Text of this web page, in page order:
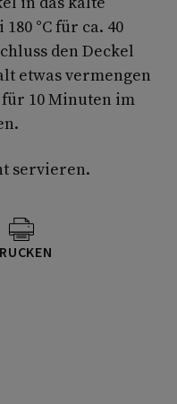
°C für ca. 40
den Deckel
etwas vermengen
10 Minuten im
servieren.